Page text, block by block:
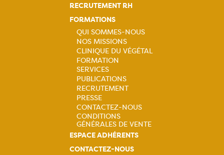
RECRUTEMENT RH
FORMATIONS
Navigation
principale
QUI SOMMES-NOUS
NOS MISSIONS
CLINIQUE DU VÉGÉTAL
FORMATION
SERVICES
PUBLICATIONS
RECRUTEMENT
PRESSE
CONTACTEZ-NOUS
CONDITIONS
GÉNÉRALES DE VENTE
ESPACE ADHÉRENTS
CONTACTEZ-NOUS